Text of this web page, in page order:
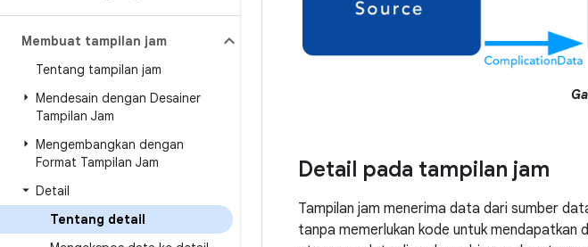
Membuat tampilan jam
Tentang tampilan jam
Mendesain dengan Desainer
Tampilan Jam
Mengembangkan dengan
Format Tampilan Jam
Detail
Tentang detail
Detail pada tampilan jam
Tampilan jam menerima data dari sumber
tanpa memerlukan kode untuk mendapatkan